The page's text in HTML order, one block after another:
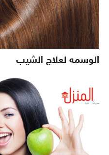
الوسمه لعلاج الشيب